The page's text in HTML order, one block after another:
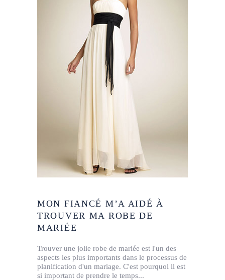
MON FIANCÉ M’A AIDÉ À
TROUVER MA ROBE DE
MARIÉE
Trouver une jolie robe de mariée est l'un des
aspects les plus importants dans le processus de
planification d'un mariage. C'est pourquoi il est
si important de prendre le temps